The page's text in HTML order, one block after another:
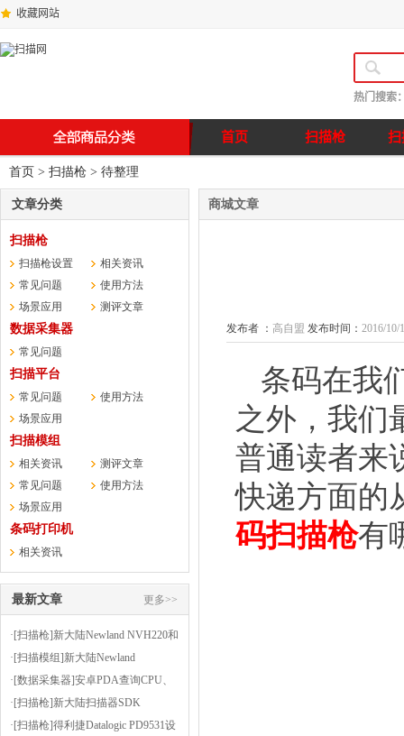
收藏网站
热门搜索
首页 扫描枪 扫
首页 > 扫描枪 > 待整理
文章分类
扫描枪
扫描枪设置
相关资讯
常见问题
使用方法
场景应用
测评文章
数据采集器
常见问题
扫描平台
常见问题
使用方法
场景应用
扫描模组
相关资讯
测评文章
常见问题
使用方法
场景应用
条码打印机
相关资讯
最新文章 更多>>
·[扫描枪]新大陆Newland NVH220和
HR3000的OCR正则表达式生成器
·[扫描模组]新大陆Newland
FM430EX扫PCB印刷电路板上的条
码
·[数据采集器]安卓PDA查询CPU、
内存等信息的小软件-CPUZ
·[扫描枪]新大陆扫描器SDK
·[扫描枪]得利捷Datalogic PD9531设
商城文章
发布者 ： 高自盟 发布时间： 2016/10/
条码在我
之外，我们
普通读者来
快递方面的
码扫描枪有